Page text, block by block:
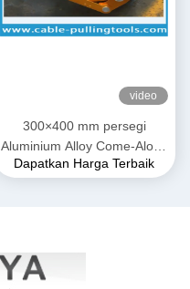
video
300×400 mm persegi
Aluminium Alloy Come-Along
Clamp. Grip Transmission
Dapatkan Harga Terbaik